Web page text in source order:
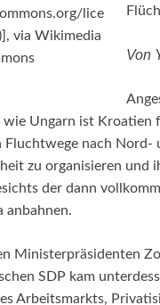
lice
via Wikimedia
Von
wie Ungarn ist Kroatien
Fluchtwege nach Nord-
zu organisieren und
der dann
anbahnen.
Ministerpräsidenten
SDP kam
Arbeitsmarkts,